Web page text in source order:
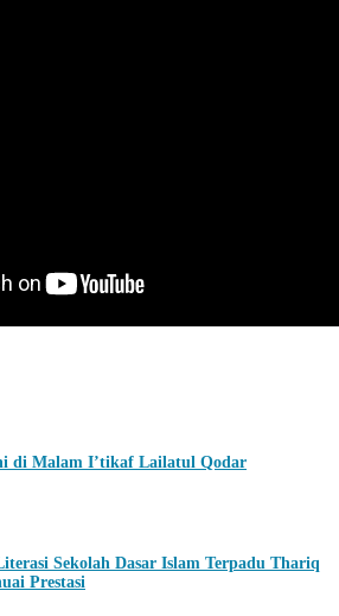
di Malam I’tikaf Lailatul Qodar
Sekolah Dasar Islam Terpadu Thariq
Prestasi